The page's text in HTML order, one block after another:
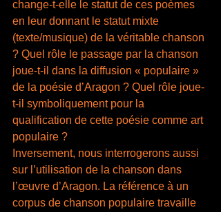
change-t-elle le statut de ces poèmes
en leur donnant le statut mixte
(texte/musique) de la véritable chanson
? Quel rôle le passage par la chanson
joue-t-il dans la diffusion « populaire »
de la poésie d’Aragon ? Quel rôle joue-
t-il symboliquement pour la
qualification de cette poésie comme art
populaire ?
Inversement, nous interrogerons aussi
sur l’utilisation de la chanson dans
l’œuvre d’Aragon. La référence à un
corpus de chanson populaire travaille